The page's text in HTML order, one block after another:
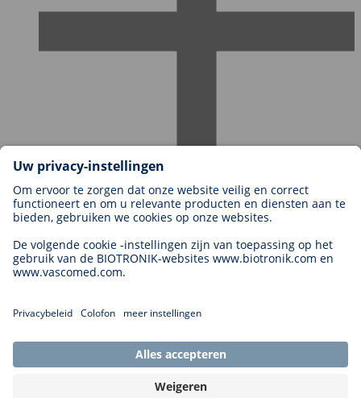
Carrières bij BIOTRONIK
Carrièreniveaus
Waarom met ons werken?
Sollicitatie
Carrièremogelijkheden
Cookie Settings
Legal Disclaimer